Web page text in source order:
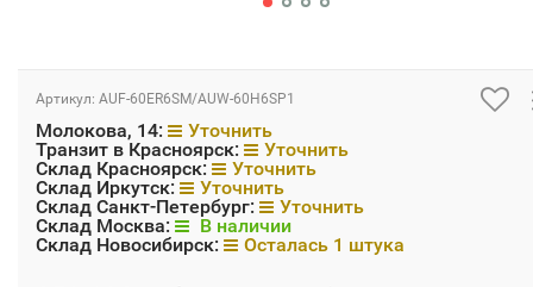
Артикул: AUF-60ER6SM/AUW-60H6SP1
Молокова, 14:
Уточнить
Транзит в Красноярск:
Уточнить
Склад Красноярск:
Уточнить
Склад Иркутск:
Уточнить
Склад Санкт-Петербург:
Уточнить
Склад Москва:
В наличии
Склад Новосибирск:
Осталась 1 штука